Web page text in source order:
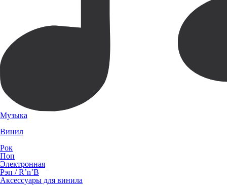
Музыка
Винил
Рок
Поп
Электронная
Рэп / R’n’B
Аксессуары для винила